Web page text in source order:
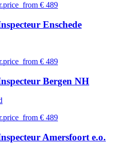
€ 489
Enschede
€ 489
Bergen NH
€ 489
Amersfoort e.o.